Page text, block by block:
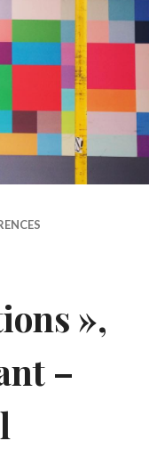
»,
–